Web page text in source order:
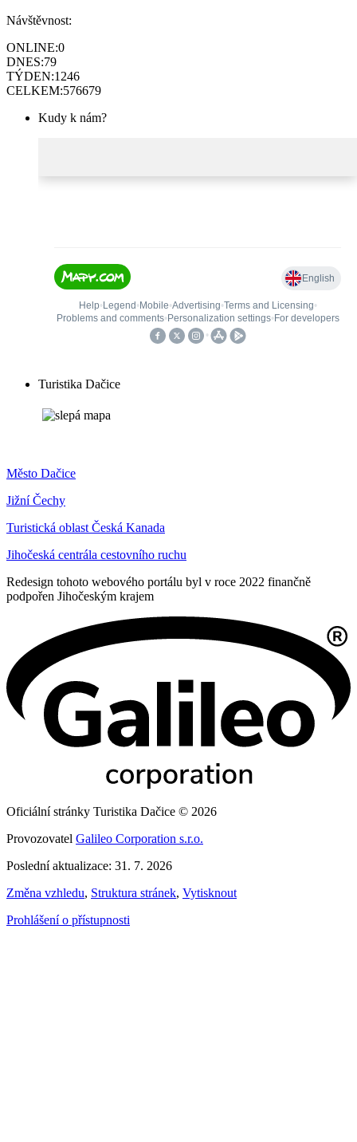
Návštěvnost:
ONLINE:0
DNES:79
TÝDEN:1246
CELKEM:576679
Kudy k nám?
Turistika Dačice
Město Dačice
Jižní Čechy
Turistická oblast Česká Kanada
Jihočeská centrála cestovního ruchu
Redesign tohoto webového portálu byl v roce 2022 finančně
podpořen Jihočeským krajem
Oficiální stránky Turistika Dačice © 2026
Provozovatel Galileo Corporation s.r.o.
Poslední aktualizace: 31. 7. 2026
Změna vzhledu, Struktura stránek, Vytisknout
Prohlášení o přístupnosti